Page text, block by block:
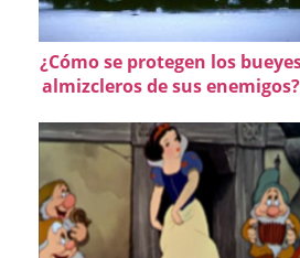
¿Cómo se protegen los
almizcleros de sus enemigos?